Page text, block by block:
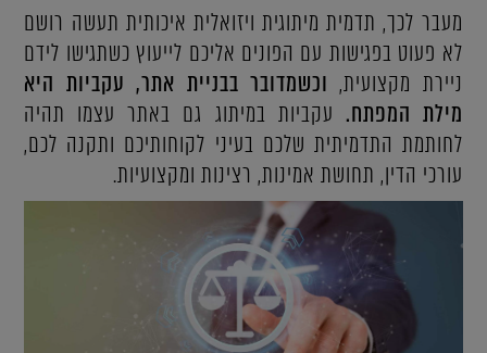
מעבר לכך, תדמית מיתוגית ויזואלית איכותית תעשה רושם
לא פעוט בפגישות עם הפונים אליכם לייעוץ כשתגישו לידם
ניירת מקצועית, וכשמדובר בבניית אתר, עקביות היא
מילת המפתח. עקביות במיתוג גם באתר עצמו תהיה
לחותמת התדמיתית שלכם בעיני לקוחותיכם ותקנה לכם,
עורכי הדין, תחושת אמינות, רצינות ומקצועיות.